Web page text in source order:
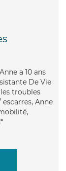
a 10 ans
De Vie
troubles
Anne